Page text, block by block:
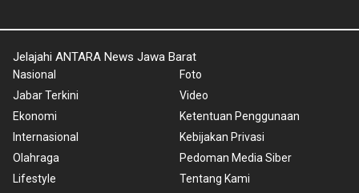
Jelajahi ANTARA News Jawa Barat
Nasional
Jabar Terkini
Ekonomi
Internasional
Olahraga
Lifestyle
Foto
Video
Ketentuan Penggunaan
Kebijakan Privasi
Pedoman Media Siber
Tentang Kami